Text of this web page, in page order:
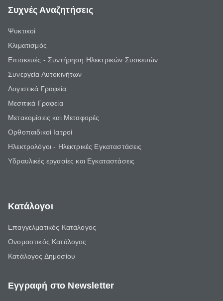
Συχνές Αναζητήσεις
Ψυκτικοί
Κλιματισμός
Επισκευές - Συντήρηση Ηλεκτρικών Συσκευών
Συνεργεία Αυτοκινήτων
Λογιστικά Γραφεία
Μεσιτικά Γραφεία
Μετακομίσεις και Μεταφορές
Ορθοπαιδικοί Ιατροί
Ηλεκτρολόγοι - Ηλεκτρικές Εγκαταστάσεις
Υδραυλικές εργασίες και Εγκαταστάσεις
Κατάλογοι
Επαγγελματικός Κατάλογος
Ονομαστικός Κατάλογος
Κατάλογος Δημοσίου
Εγγραφή στο Newsletter